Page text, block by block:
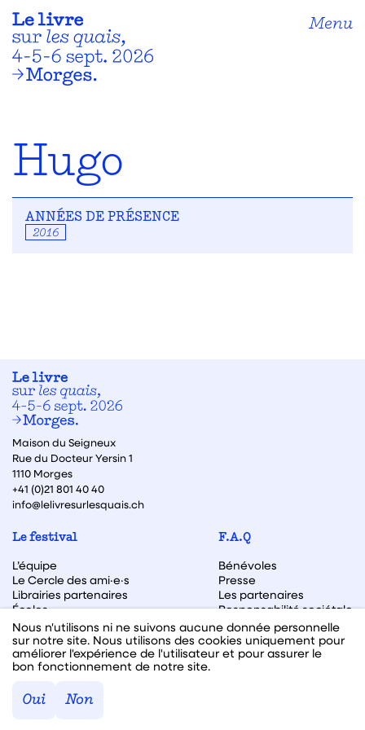
Menu
Hugo
ANNÉES DE PRÉSENCE
2016
Maison du Seigneux
Rue du Docteur Yersin 1
1110 Morges
+41 (0)21 801 40 40
info@lelivresurlesquais.ch
Le festival
L’équipe
Le Cercle des ami·e·s
Librairies partenaires
Écoles
F.A.Q
Bénévoles
Presse
Les partenaires
Responsabilité sociétale
Archive des éditions
Archive des autrices et auteurs
Nous n'utilisons ni ne suivons aucune donnée personnelle
sur notre site. Nous utilisons des cookies uniquement pour
améliorer l'expérience de l'utilisateur et pour assurer le
bon fonctionnement de notre site.
Oui Non